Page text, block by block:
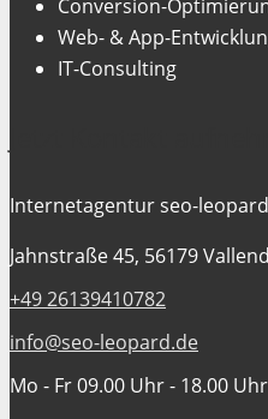
Conversion-
Web- & App-
IT-Consulting
Internetagentur seo-
Jahnstraße 45, 56179
+49 26139410782
info@seo-leopard.de
Mo - Fr 09.00 Uhr - 18.00 Uhr